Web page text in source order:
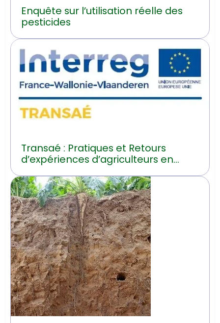
Enquête sur l’utilisation réelle des
pesticides
Transaé : Pratiques et Retours
d’expériences d’agriculteurs en